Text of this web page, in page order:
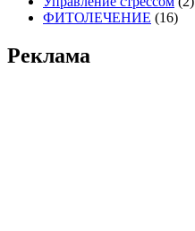
ФИТОЛЕЧЕНИЕ (16)
Реклама